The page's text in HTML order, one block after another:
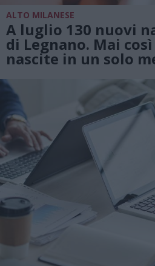
ALTO MILANESE
A luglio 130 nuovi
di Legnano. Mai
nascite in un solo